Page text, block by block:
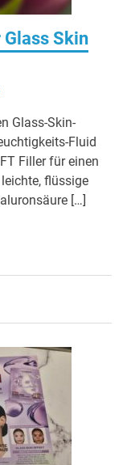
Glass Skin
Glass-Skin-
Fluid
Filler für einen
flüssige
[…]